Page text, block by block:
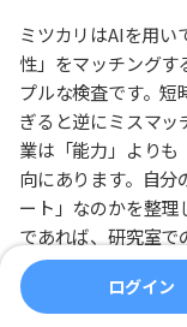
ミツカリはAIを用い
性」をマッチングす
プルな検査です。
ぎると逆にミスマッ
業は「能力」より
向にあります。自
ート」なのかを整理
であれば、研究室で
ると一貫性が出ます
ログイン